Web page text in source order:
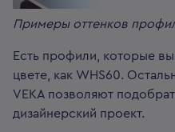
Примеры оттенков
Есть профили, которые
цвете, как WHS60.
VEKA позволяют
дизайнерский проект.